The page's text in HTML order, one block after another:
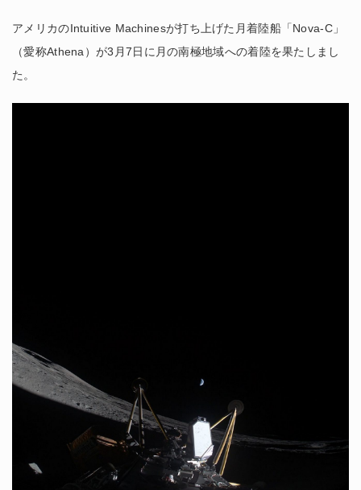
アメリカのIntuitive Machinesが打ち上げた月着陸船「Nova-C」
（愛称Athena）が3月7日に月の南極地域への着陸を果たしまし
た。